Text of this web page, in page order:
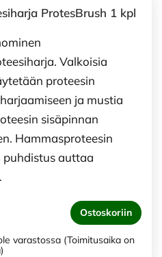
ProtesBrush 1 kpl
Valkoisia
proteesin
ja mustia
sisäpinnan
Hammasproteesin
auttaa
Ostoskoriin
varastossa (Toimitusaika on